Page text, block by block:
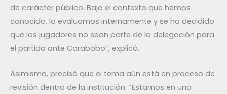
de carácter público. Bajo el contexto que hemos
conocido, lo evaluamos internamente y se ha decidido
que los jugadores no sean parte de la delegación para
el partido ante Carabobo”, explicó.
Asimismo, precisó que el tema aún está en proceso de
revisión dentro de la institución. “Estamos en una